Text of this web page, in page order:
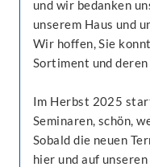
und wir bedanken
unserem Haus und
Wir hoffen, Sie
Sortiment und
Im Herbst 2025
Seminaren, schön,
Sobald die neuen
hier und auf